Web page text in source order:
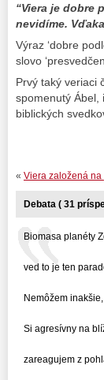
“Viera je dobre
nevidíme.
Výraz ‘dobre
slovo
Prvý taký veriaci
spomenutý Ábel,
biblických
« Viera založená
Debata ( 31
Biomasa planéty
ved to je ten
Nemôžem
Si agresívny na
zareagujem z